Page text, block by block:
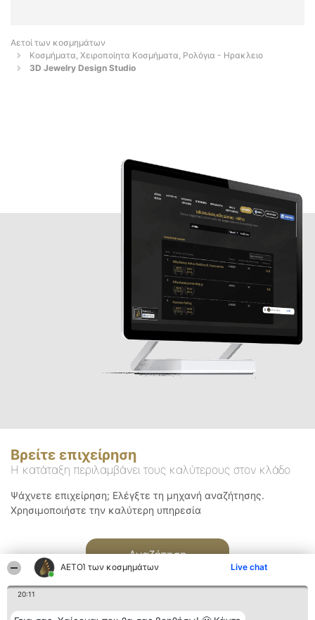
ΑΕΤΟΊ των κοσμημάτων Live chat
20:11
Αετοί των κοσμημάτων
Κοσμήματα, Χειροποίητα Κοσμήματα, Ρολόγια - Ηρακλειο
3D Jewelry Design Studio
Βρείτε επιχείρηση
Η κατάταξη περιλαμβάνει τους καλύτερους στον κλάδο
Ψάχνετε επιχείρηση; Ελέγξτε τη μηχανή αναζήτησης.
Χρησιμοποιήστε την καλύτερη υπηρεσία
Αναζήτηση